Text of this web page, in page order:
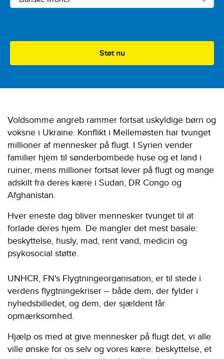
Voldsomme angreb rammer fortsat uskyldige børn og
voksne i Ukraine. Konflikt i Mellemøsten har tvunget
millioner af mennesker på flugt. I Syrien vender
familier hjem til sønderbombede huse og et land i
ruiner, mens millioner fortsat lever på flugt og mange
adskilt fra deres kære i Sudan, DR Congo og
Afghanistan.
Hver eneste dag bliver mennesker tvunget til at
forlade deres hjem. De mangler det mest basale:
beskyttelse, husly, mad, rent vand, medicin og
psykosocial støtte.
UNHCR, FN's Flygtningeorganisation, er til stede i
verdens flygtningekriser – både dem, der fylder i
nyhedsbilledet, og dem, der sjældent får
opmærksomhed.
Hjælp os med at give mennesker på flugt det, vi alle
ville ønske for os selv og vores kære: beskyttelse, et